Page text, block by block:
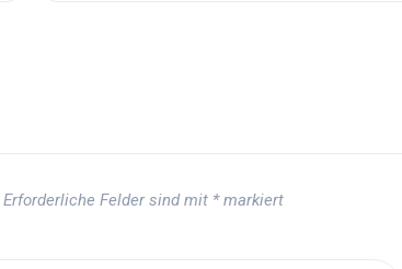
Erforderliche Felder sind mit *markiert